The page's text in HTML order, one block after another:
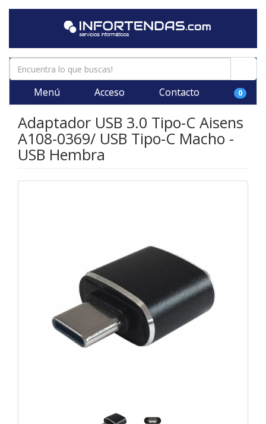
Menú Acceso Contacto 0
Adaptador USB 3.0 Tipo-C Aisens
A108-0369/ USB Tipo-C Macho -
USB Hembra